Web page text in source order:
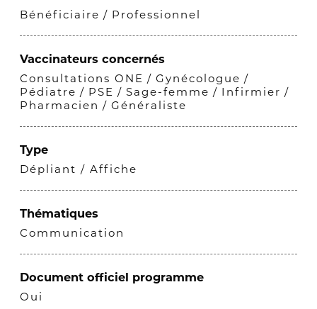
Bénéficiaire Professionnel
Vaccinateurs concernés
Consultations ONE
Gynécologue
Pédiatre
PSE Sage-femme
Infirmier
Pharmacien
Généraliste
Type
Dépliant / Affiche
Thématiques
Communication
Document officiel programme
Oui